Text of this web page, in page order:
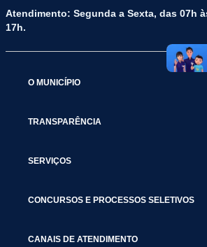
Atendimento: Segunda a Sexta, das 07h
17h.
O MUNICÍPIO
TRANSPARÊNCIA
SERVIÇOS
CONCURSOS E PROCESSOS SELETIVOS
CANAIS DE ATENDIMENTO